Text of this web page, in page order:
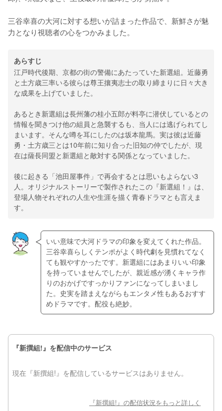
三谷幸喜の大河に対する想いが詰まった作品で、新鮮さが魅
力となり視聴者の心をつかみました。
あらすじ
江戸時代後期、京都の街の警備にあたっていた新選組。近藤勇
と土方歳三率いる彼らは尊王攘夷志士の取り締まりに日々大き
な成果を上げていました。
あるとき新選組は長州藩の桂小五郎が料亭に潜伏しているとの
情報を聞きつけ他の組員と急襲するも、当人には逃げられてし
まいます。そんな噂を耳にしたのは坂本龍馬。実は彼は近藤
勇・土方歳三とは10年前に知り合った旧知の仲でしたが、現
在は薩長同盟と新選組と敵対する関係となっていました。
後に起きる「池田屋事件」で再会するとは思いもよらない3
人。オリジナルストーリーで製作されたこの『新選組！』は、
登場人物それぞれの人生や生涯を描く青春ドラマとも言えま
す。
いい意味で大河ドラマの印象を変えてくれた作品。
三谷幸喜らしくテンポがよく時代劇を見慣れてなく
ても観やすかったです。新選組にはあまりいい印象
を持っていませんでしたが、親近感が湧くキャラ作
りのおかげですっかりファンになってしまいまし
た。史実を踏まえながらもエンタメ性もあるおすす
めドラマです。配役も絶妙。